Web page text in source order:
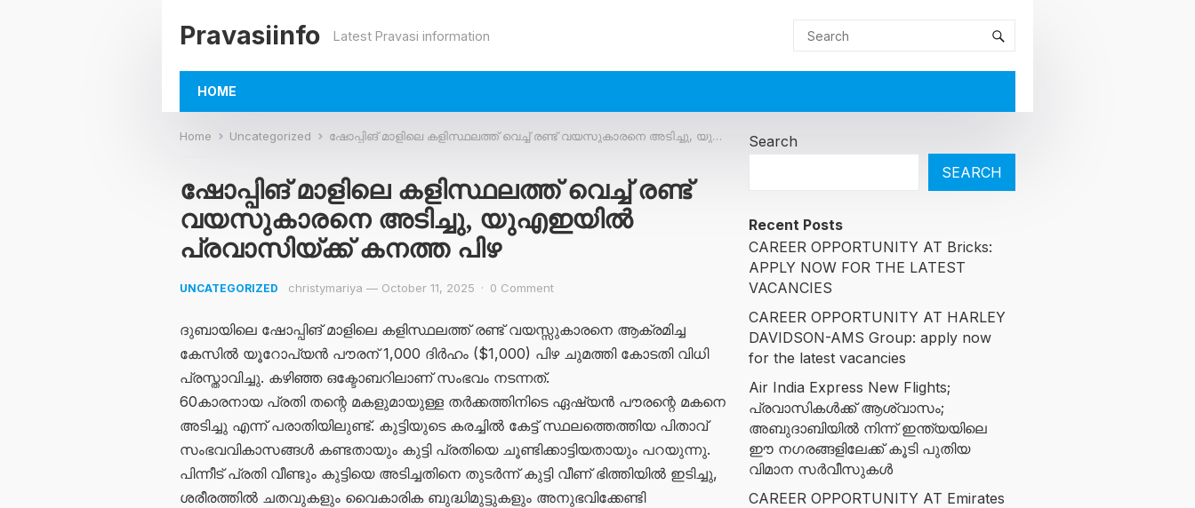
Pravasiinfo Latest Pravasi information
HOME
Home Uncategorized ഷോപ്പിങ് മാളിലെ കളിസ്ഥലത്ത് വെച്ച് രണ്ട് വയസുകാരനെ അടിച്ചു, യുഎഇയിൽ പ്രവാസിയ്ക്ക് കനത്ത പിഴ
ഷോപ്പിങ് മാളിലെ കളിസ്ഥലത്ത് വെച്ച് രണ്ട്
വയസുകാരനെ അടിച്ചു, യുഎഇയിൽ
പ്രവാസിയ്ക്ക് കനത്ത പിഴ
UNCATEGORIZED christymariya — October 11, 2025 · 0 Comment
ദുബായിലെ ഷോപ്പിങ് മാളിലെ കളിസ്ഥലത്ത് രണ്ട് വയസ്സുകാരനെ ആക്രമിച്ച
കേസിൽ യൂറോപ്യൻ പൗരന് 1,000 ദിർഹം ($1,000) പിഴ ചുമത്തി കോടതി വിധി
പ്രസ്താവിച്ചു. കഴിഞ്ഞ ഒക്ടോബറിലാണ് സംഭവം നടന്നത്.
60കാരനായ പ്രതി തന്റെ മകളുമായുള്ള തർക്കത്തിനിടെ ഏഷ്യൻ പൗരന്റെ മകനെ
അടിച്ചു എന്ന് പരാതിയിലുണ്ട്. കുട്ടിയുടെ കരച്ചിൽ കേട്ട് സ്ഥലത്തെത്തിയ പിതാവ്
സംഭവവികാസങ്ങൾ കണ്ടതായും കുട്ടി പ്രതിയെ ചൂണ്ടിക്കാട്ടിയതായും പറയുന്നു.
പിന്നീട് പ്രതി വീണ്ടും കുട്ടിയെ അടിച്ചതിനെ തുടർന്ന് കുട്ടി വീണ് ഭിത്തിയിൽ ഇടിച്ചു,
ശരീരത്തിൽ ചതവുകളും വൈകാരിക ബുദ്ധിമുട്ടുകളും അനുഭവിക്കേണ്ടി
Search
SEARCH
Recent Posts
CAREER OPPORTUNITY AT Bricks:
APPLY NOW FOR THE LATEST
VACANCIES
CAREER OPPORTUNITY AT HARLEY
DAVIDSON-AMS Group: apply now
for the latest vacancies
Air India Express New Flights;
പ്രവാസികൾക്ക് ആശ്വാസം;
അബുദാബിയിൽ നിന്ന് ഇന്ത്യയിലെ
ഈ നഗരങ്ങളിലേക്ക് കൂടി പുതിയ
വിമാന സർവീസുകൾ
CAREER OPPORTUNITY AT Emirates